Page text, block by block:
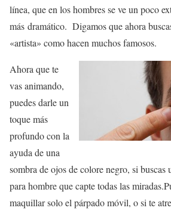
línea, que en los hombres se ve un poco
más dramático. Digamos que ahora
«artista» como hacen muchos famosos.
Ahora que te
vas animando,
puedes darle un
toque más
profundo con la
ayuda de una
sombra de ojos de colore negro, si buscas
para hombre que capte todas las
maquillar solo el párpado móvil, o si te